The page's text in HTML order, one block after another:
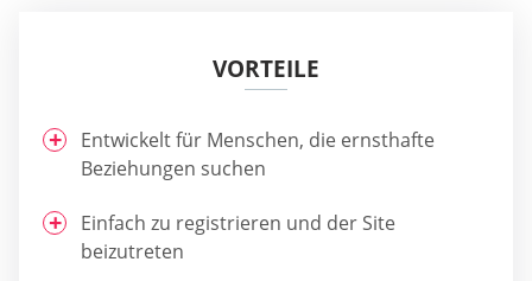
VORTEILE
Entwickelt für Menschen, die ernsthafte
Beziehungen suchen
Einfach zu registrieren und der Site
beizutreten